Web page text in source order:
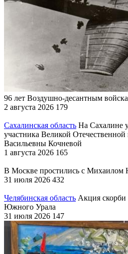
96 лет Воздушно-десантным
2 августа 2026 179
Сахалинская область На Сахалине
участника Великой
Васильевны Кочневой
1 августа 2026 165
В Москве простились с
31 июля 2026 432
Челябинская область Акция скорби
Южного Урала
31 июля 2026 147